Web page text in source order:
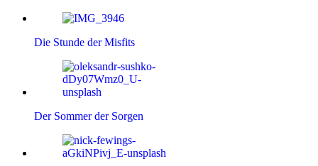
Die Stunde der Misfits
Der Sommer der Sorgen